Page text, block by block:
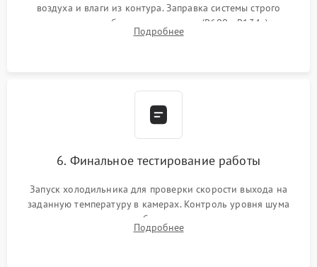
воздуха и влаги из контура. Заправка системы строго
дозированным объемом хладагента (R600a, R134a) по
электронным весам. Контроль рабочего давления в системе.
Подробнее
6. Финальное тестирование работы
Запуск холодильника для проверки скорости выхода на
заданную температуру в камерах. Контроль уровня шума
компрессора, отсутствия обмерзания стенок и корректного
срабатывания системы автоматической оттайки.
Подробнее